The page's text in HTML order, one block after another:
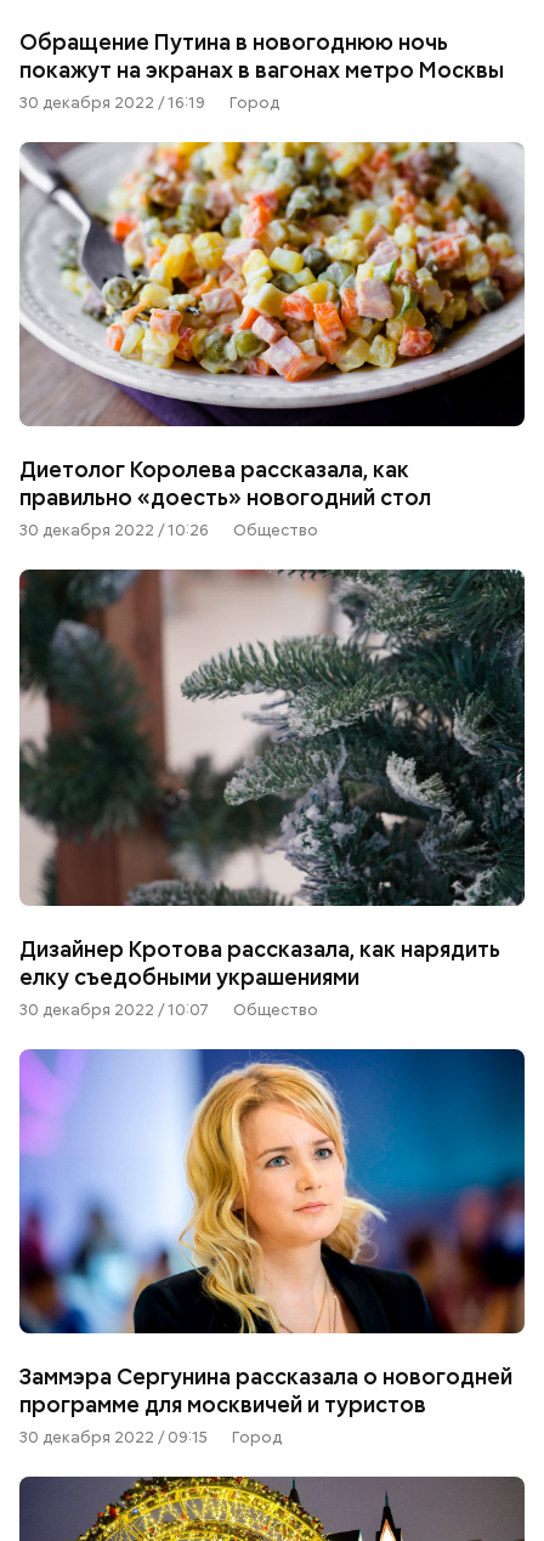
Обращение Путина в новогоднюю ночь
покажут на экранах в вагонах метро Москвы
30 декабря 2022 / 16:19 Город
Диетолог Королева рассказала, как
правильно «доесть» новогодний стол
30 декабря 2022 / 10:26 Общество
Дизайнер Кротова рассказала, как нарядить
елку съедобными украшениями
30 декабря 2022 / 10:07 Общество
Заммэра Сергунина рассказала о новогодней
программе для москвичей и туристов
30 декабря 2022 / 09:15 Город